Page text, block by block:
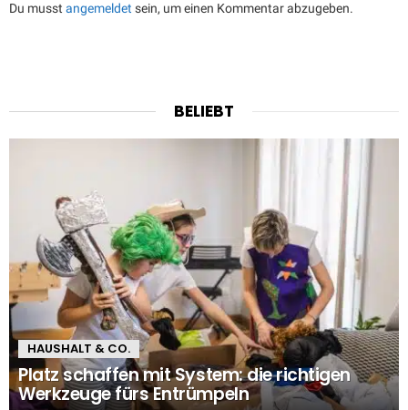
Du musst angemeldet sein, um einen Kommentar abzugeben.
BELIEBT
HAUSHALT & CO.
Platz schaffen mit System: die richtigen
Werkzeuge fürs Entrümpeln